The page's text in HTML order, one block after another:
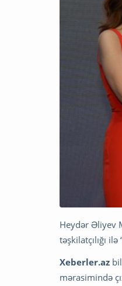
Heydər Əliyev
təşkilatçılığı
Xeberler.az
mərasimində